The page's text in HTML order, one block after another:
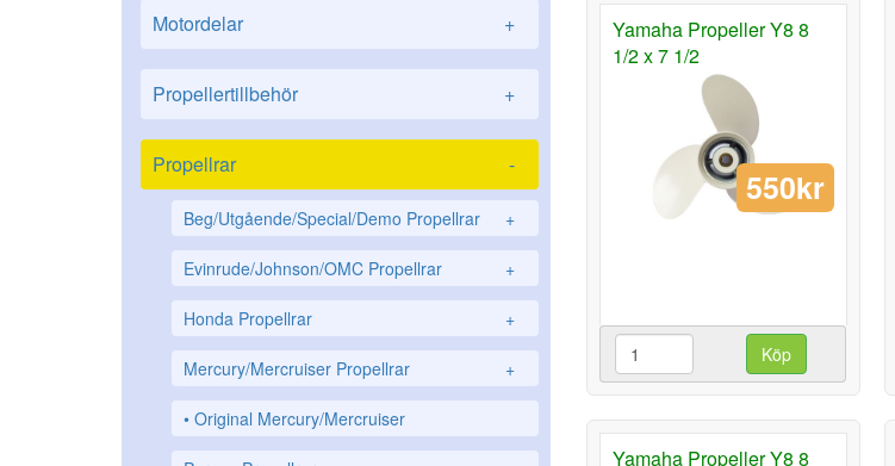
Motordelar +
Propellertillbehör +
Propellrar -
Beg/Utgående/Special/Demo Propellrar +
Evinrude/Johnson/OMC Propellrar +
Honda Propellrar +
Mercury/Mercruiser Propellrar +
Original Mercury/Mercruiser
Yamaha Propeller Y8 8
1/2 x 7 1/2
550kr
Köp
Yamaha Propeller Y8 8